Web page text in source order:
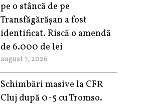
pe o stâncă de pe
Transfăgărășan a fost
identificat. Riscă o amendă
de 6.000 de lei
august 7, 2026
Schimbări masive la CFR
Cluj după 0-5 cu Tromso.